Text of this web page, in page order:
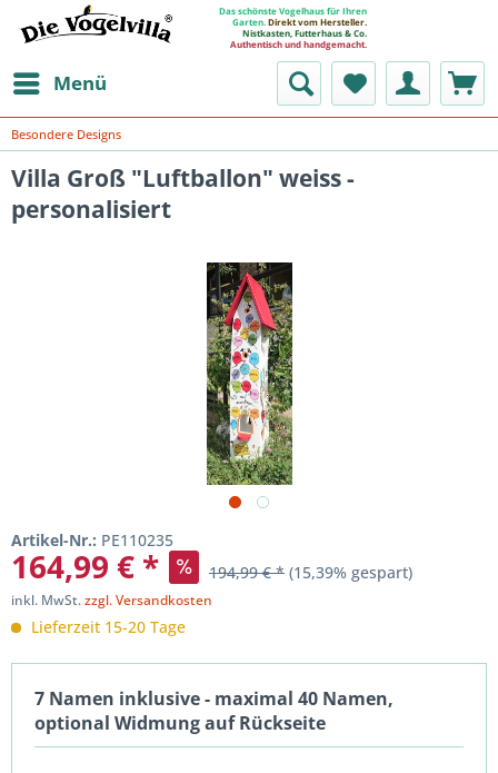
Das schönste Vogelhaus für Ihren
Garten. Direkt vom Hersteller.
Nistkasten, Futterhaus & Co.
Authentisch und handgemacht.
Menü
Besondere Designs
Villa Groß "Luftballon" weiss -
personalisiert
Artikel-Nr.: PE110235
164,99 € * 194,99 € * (15,39% gespart)
inkl. MwSt.zzgl. Versandkosten
Lieferzeit 15-20 Tage
7 Namen inklusive - maximal 40 Namen,
optional Widmung auf Rückseite